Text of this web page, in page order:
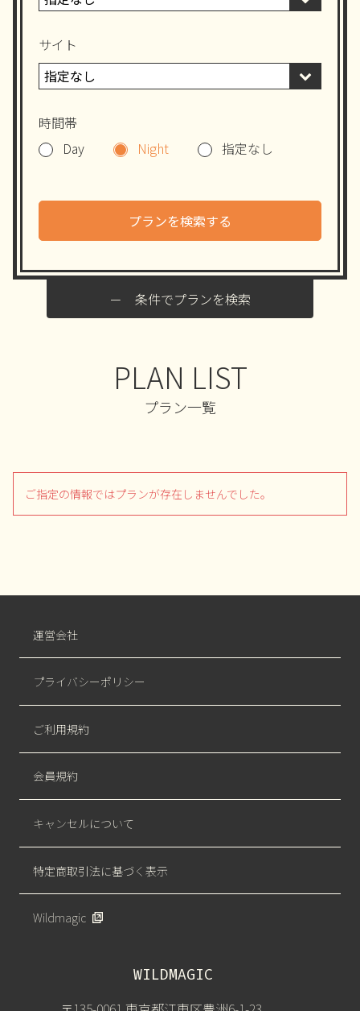
サイト
時間帯
Day
Night 指定なし
プランを検索する
条件でプランを検索
PLAN LIST
プラン一覧
ご指定の情報ではプランが存在しませんでした。
WILDMAGIC
運営会社
プライバシーポリシー
ご利用規約
会員規約
キャンセルについて
特定商取引法に基づく表示
Wildmagic